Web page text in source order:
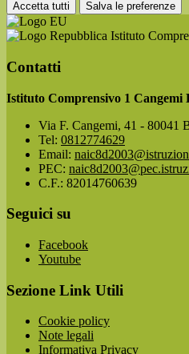
Accetta tutti Salva le preferenze
Istituto
Contatti
Istituto Comprensivo 1 Cangemi
Via F. Cangemi, 41 - 80041
Tel: 0812774629
Email:
PEC:
C.F.: 82014760639
Seguici su
Facebook
Youtube
Sezione Link Utili
Cookie policy
Note legali
Informativa Privacy